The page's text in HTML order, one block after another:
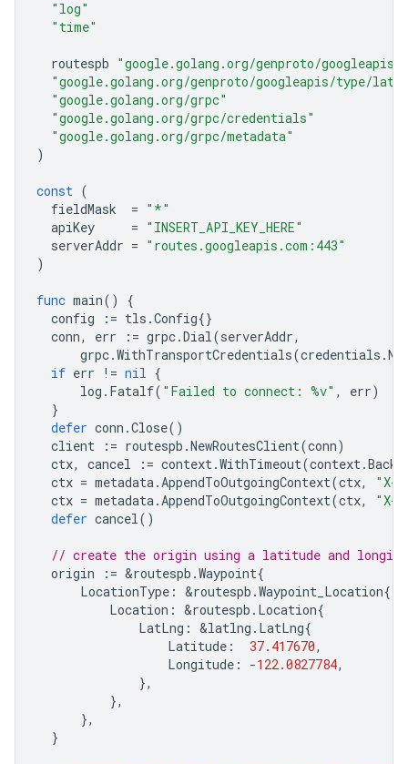
"log"
"time"
routespb "google.golang.org/genproto/googleapis/
"google.golang.org/genproto/googleapis/type/
"google.golang.org/grpc"
"google.golang.org/grpc/credentials"
"google.golang.org/grpc/metadata"
)
const (
fieldMask
= "*"
apiKey
= "INSERT_API_KEY_HERE"
serverAddr = "routes.googleapis.com:443"
)
func main()
{
config
:= tls .Config{}
conn, err := grpc.Dial(serverAddr,
grpc.WithTransportCredentials(credentials .
if err != nil {
log . Fatalf( "Failed to connect: %v" , err)
}
defer conn .Close()
client
:= routespb .NewRoutesClient(conn)
ctx, cancel := context.WithTimeout(context.
ctx = metadata.AppendToOutgoingContext(ctx,
"X-
ctx = metadata.AppendToOutgoingContext(ctx,
"X-
defer cancel()
// create the origin using a latitude and
origin
:= &routespb .Waypoint{
LocationType : &routespb .Waypoint_Location{
Location : &routespb . Location{
LatLng : &latlng . LatLng{
Latitude : 37.417670,
Longitude : -122.0827784,
},
},
},
}